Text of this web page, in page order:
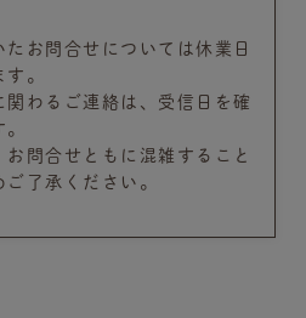
お問合せについては休業日
。
関わるご連絡は、受信日を確
問合せともに混雑すること
了承ください。